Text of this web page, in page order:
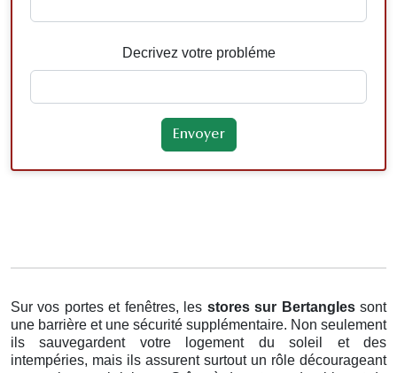
Decrivez votre probléme
Sur vos portes et fenêtres, les stores sur Bertanglessont
une barrière et une sécurité supplémentaire. Non seulement
ils sauvegardent votre logement du soleil et des
intempéries, mais ils assurent surtout un rôle décourageant